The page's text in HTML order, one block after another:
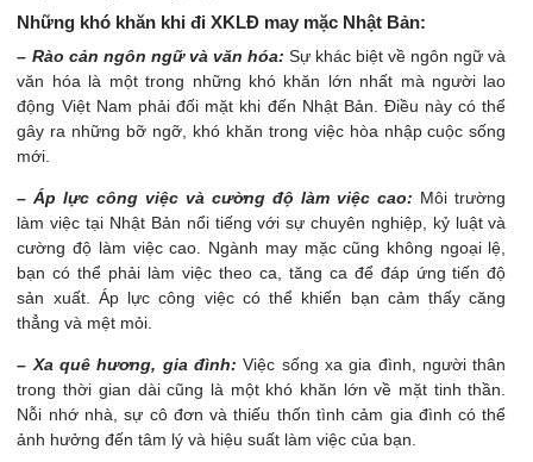
Những khó khăn khi đi XKLĐ may mặc Nhật Bản:
– Rào cản ngôn ngữ và văn hóa: Sự khác biệt về ngôn ngữ và
văn hóa là một trong những khó khăn lớn nhất mà người lao
động Việt Nam phải đối mặt khi đến Nhật Bản. Điều này có thể
gây ra những bỡ ngỡ, khó khăn trong việc hòa nhập cuộc sống
mới.
– Áp lực công việc và cường độ làm việc cao: Môi trường
làm việc tại Nhật Bản nổi tiếng với sự chuyên nghiệp, kỷ luật và
cường độ làm việc cao. Ngành may mặc cũng không ngoại lệ,
bạn có thể phải làm việc theo ca, tăng ca để đáp ứng tiến độ
sản xuất. Áp lực công việc có thể khiến bạn cảm thấy căng
thẳng và mệt mỏi.
– Xa quê hương, gia đình:Việc sống xa gia đình, người thân
trong thời gian dài cũng là một khó khăn lớn về mặt tinh thần.
Nỗi nhớ nhà, sự cô đơn và thiếu thốn tình cảm gia đình có thể
ảnh hưởng đến tâm lý và hiệu suất làm việc của bạn.